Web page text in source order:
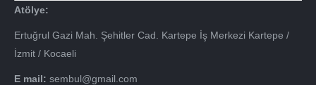
Atölye:
Ertuğrul Gazi Mah. Şehitler Cad. Kartepe İş Merkezi Kartepe /
İzmit / Kocaeli
E mail: sembul@gmail.com